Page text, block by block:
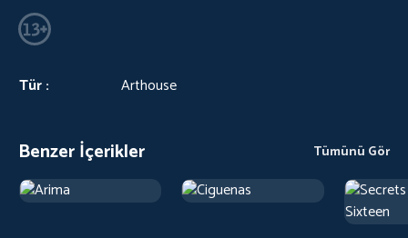
Tür : Arthouse
Benzer İçerikler Tümünü Gör